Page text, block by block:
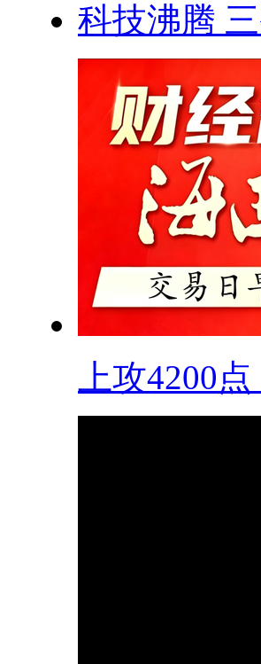
科技沸腾
上攻4200